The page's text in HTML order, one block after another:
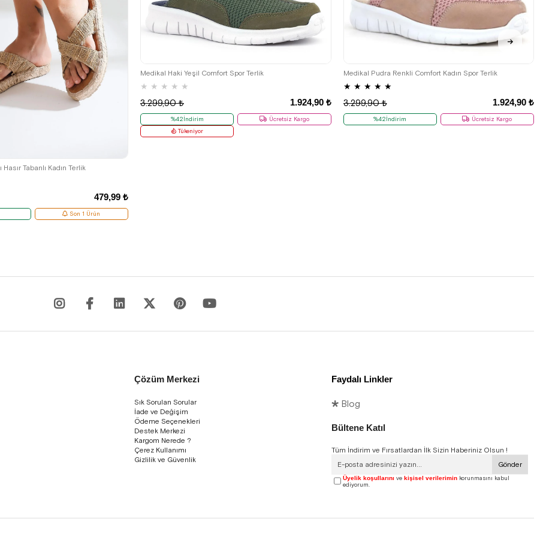
Tabanlı Kadın Terlik
479,99 ₺
Son 1 Ürün
Medikal Haki Yeşil Comfort Spor Terlik
★ ★ ★ ★ ★
1.924,90 ₺
3.299,90 ₺
%42İndirim
Ücretsiz Kargo
Tükeniyor
Medikal Pudra Renkli Comfort Kadın Spor Terlik
★ ★ ★ ★ ★
1.924,90 ₺
3.299,90 ₺
%42İndirim Ücretsiz Kargo
Çözüm Merkezi
Sık Sorulan Sorular
İade ve Değişim
Ödeme Seçenekleri
Destek Merkezi
Kargom Nerede ?
Çerez Kullanımı
Gizlilik ve Güvenlik
Faydalı Linkler
🞳 Blog
Bültene Katıl
Tüm İndirim ve Fırsatlardan İlk Sizin Haberiniz Olsun !
Gönder
Üyelik koşullarını ve kişisel verileriminkorunmasını kabul
ediyorum.